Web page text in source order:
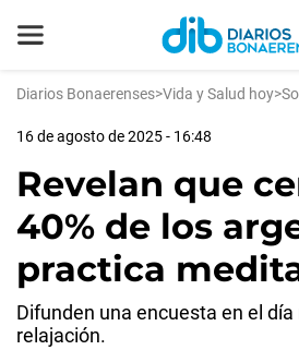
Diarios Bonaerenses>Vida y Salud hoy>
16 de agosto de 2025 - 16:48
Revelan que
40% de los
practica
Difunden una encuesta en el
relajación.